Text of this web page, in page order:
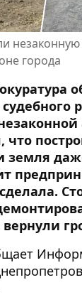
незаконную
города
что
земля